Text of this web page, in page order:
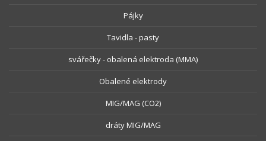
Pájky
Tavidla - pasty
svářečky - obalená elektroda (MMA)
Obalené elektrody
MIG/MAG (CO2)
dráty MIG/MAG